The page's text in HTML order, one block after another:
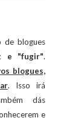
de blogues
e "fugir".
blogues,
. Isso irá
dás
e